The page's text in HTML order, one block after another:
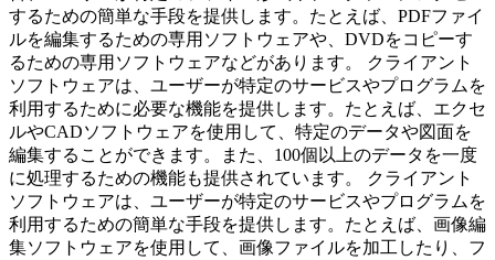
するための簡単な手段を提供します。たとえば、PDFファイ
ルを編集するための専用ソフトウェアや、DVDをコピーす
るための専用ソフトウェアなどがあります。 クライアント
ソフトウェアは、ユーザーが特定のサービスやプログラムを
利用するために必要な機能を提供します。たとえば、エクセ
ルやCADソフトウェアを使用して、特定のデータや図面を
編集することができます。また、100個以上のデータを一度
に処理するための機能も提供されています。 クライアント
ソフトウェアは、ユーザーが特定のサービスやプログラムを
利用するための簡単な手段を提供します。たとえば、画像編
集ソフトウェアを使用して、画像ファイルを加工したり、フ